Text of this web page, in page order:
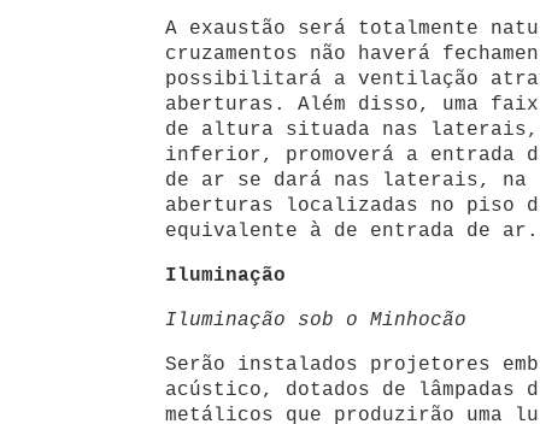
A exaustão será totalmente
cruzamentos não haverá
possibilitará a ventilação
aberturas. Além disso, uma
de altura situada nas laterais,
inferior, promoverá a entrada
de ar se dará nas laterais, na
aberturas localizadas no piso
equivalente à de entrada de ar.
Iluminação
Iluminação sob o Minhocão
Serão instalados projetores
acústico, dotados de lâmpadas
metálicos que produzirão uma